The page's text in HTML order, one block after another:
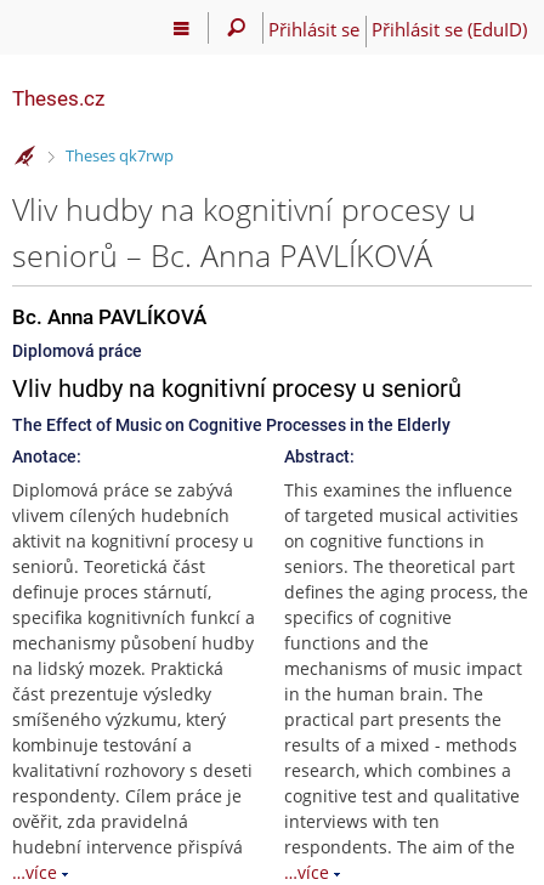
Přihlásit se Přihlásit se (EduID)
Theses.cz
>
Theses qk7rwp
Vliv hudby na kognitivní procesy u
seniorů – Bc. Anna PAVLÍKOVÁ
Bc. Anna PAVLÍKOVÁ
Diplomová práce
Vliv hudby na kognitivní procesy u seniorů
The Effect of Music on Cognitive Processes in the Elderly
Anotace:
Diplomová práce se zabývá
vlivem cílených hudebních
aktivit na kognitivní procesy u
seniorů. Teoretická část
definuje proces stárnutí,
specifika kognitivních funkcí a
mechanismy působení hudby
na lidský mozek. Praktická
část prezentuje výsledky
smíšeného výzkumu, který
kombinuje testování a
kvalitativní rozhovory s deseti
respondenty. Cílem práce je
ověřit, zda pravidelná
hudební intervence přispívá
…více
Abstract:
This examines the influence
of targeted musical activities
on cognitive functions in
seniors. The theoretical part
defines the aging process, the
specifics of cognitive
functions and the
mechanisms of music impact
in the human brain. The
practical part presents the
results of a mixed - methods
research, which combines a
cognitive test and qualitative
interviews with ten
respondents. The aim of the
…více